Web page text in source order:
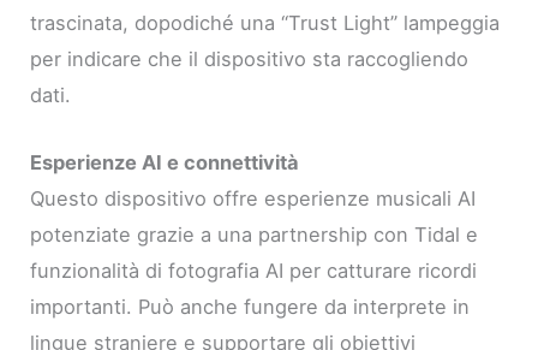
trascinata, dopodiché una “Trust Light” lampeggia
per indicare che il dispositivo sta raccogliendo
dati.
Esperienze AI e connettività
Questo dispositivo offre esperienze musicali AI
potenziate grazie a una partnership con Tidal e
funzionalità di fotografia AI per catturare ricordi
importanti. Può anche fungere da interprete in
lingue straniere e supportare gli obiettivi